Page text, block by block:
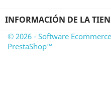
INFORMACIÓN DE LA
© 2026 - Software
PrestaShop™